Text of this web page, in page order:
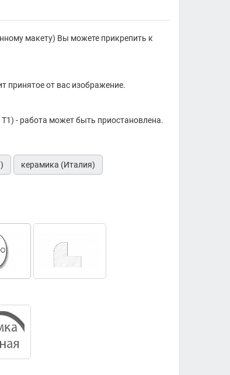
макету) Вы можете прикрепить к
принятое от вас изображение.
- работа может быть приостановлена.
керамика (Италия)